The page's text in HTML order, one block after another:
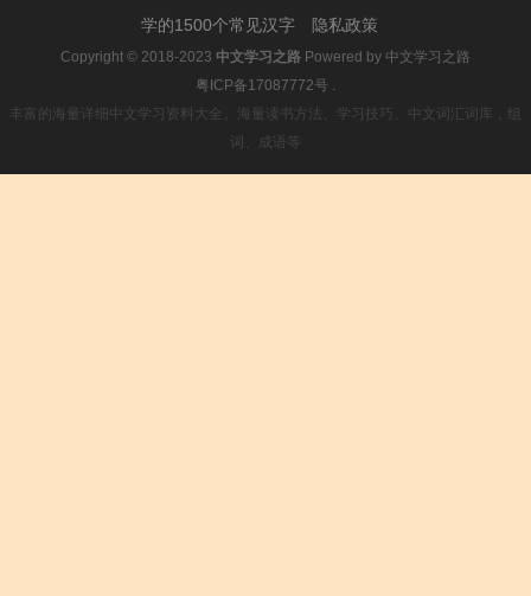
学的1500个常见汉字
隐私政策
Copyright © 2018-2023 中文学习之路 Powered by 中文学习之路
粤ICP备17087772号 .
丰富的海量详细中文学习资料大全。海量读书方法、学习技巧、中文词汇词库，组
词、成语等